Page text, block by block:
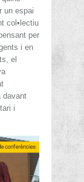
un espai
col•lectiu
per
i en
el
davant
i